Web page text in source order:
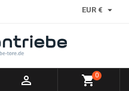
EUR € 
 shopping_cart0